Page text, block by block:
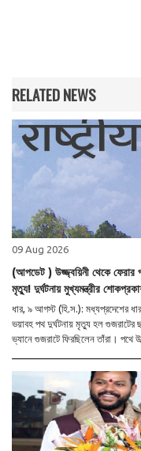
RELATED NEWS
09 Aug 2026
(আপডেট ) উজ্জ্বয়িনী থেকে ফেরার
মৃত্যু! দুর্ঘটনায় মুখ্যমন্ত্রীর
ধার, ৯ আগস্ট (হি.স.): মধ্যপ্রদেশের
ভয়াবহ পথ দুর্ঘটনায় মৃত্যু হল গুজরাটের
ভ্যানে গুজরাটে ফিরছিলেন তাঁরা। পথে